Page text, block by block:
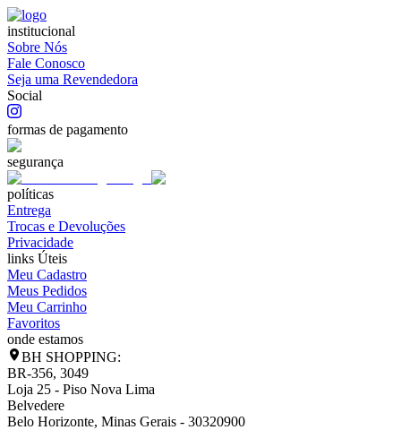
institucional
Sobre Nós
Fale Conosco
Seja uma Revendedora
Social
formas de pagamento
segurança
políticas
Entrega
Trocas e Devoluções
Privacidade
links Úteis
Meu Cadastro
Meus Pedidos
Meu Carrinho
Favoritos
onde estamos
BH SHOPPING:
BR-356, 3049
Loja 25 - Piso Nova Lima
Belvedere
Belo Horizonte, Minas Gerais - 30320900